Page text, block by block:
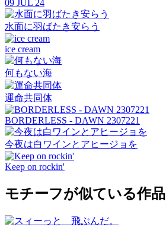
09 JUL 24
水面に羽ばたき安らう
ice cream
何もない海
運命共同体
BORDERLESS - DAWN 2307221
今夜は白ワインとアヒージョを
Keep on rockin'
モチーフが似ている作品